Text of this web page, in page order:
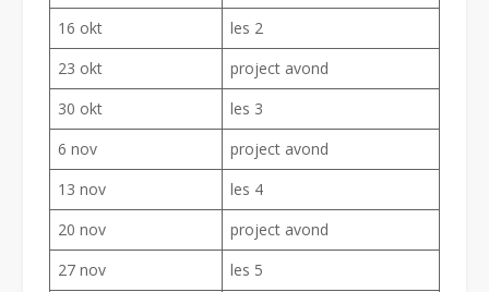
16 okt
les 2
23 okt
project avond
30 okt
les 3
6 nov
project avond
13 nov
les 4
20 nov
project avond
27 nov
les 5